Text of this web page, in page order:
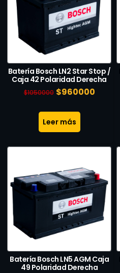
Batería Bosch LN2 Star Stop /
Caja 42 Polaridad Derecha
$1050000 $960000
Leer más
Batería Bosch LN5 AGM Caja
49 Polaridad Derecha